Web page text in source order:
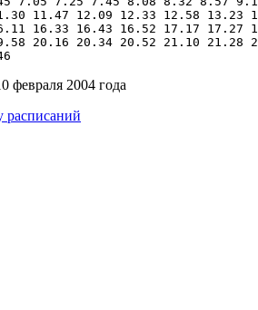
11.47 12.09 12.33 12.58 13.23
16.33 16.43 16.52 17.17 17.27
20.16 20.34 20.52 21.10 21.28
февраля 2004 года
расписаний